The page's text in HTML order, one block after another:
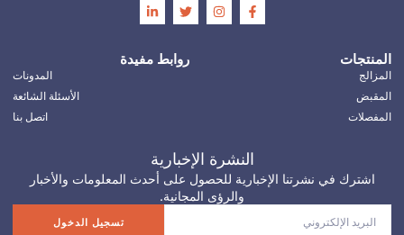
المنتجات
المزالج
المقبض
المفصلات
روابط مفيدة
المدونات
الأسئلة الشائعة
اتصل بنا
النشرة الإخبارية
اشترك في نشرتنا الإخبارية للحصول على أحدث المعلومات والأخبار
والرؤى المجانية.
تسجيل الدخول